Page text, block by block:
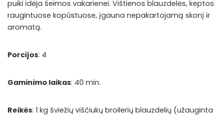
puiki idėja šeimos vakarienei. Vištienos blauzdelės, keptos
raugintuose kopūstuose, įgauna nepakartojamą skonį ir
aromatą.
Porcijos: 4
Gaminimo laikas: 40 min.
Reikės: 1 kg šviežių viščiukų broilerių blauzdelių (užauginta